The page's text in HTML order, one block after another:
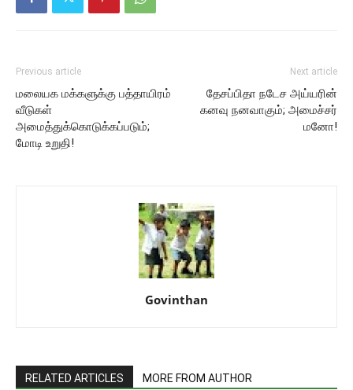
Previous article
மலையக மக்களுக்கு பத்தாயிரம்
வீடுகள்
அமைத்துக்கொடுக்கப்படும்;
மோடி உறுதி!
Next article
தேசப்பிதா நடேச அய்யரின்
கனவு நனவாகும்; அமைச்சர்
மனோ!
Govinthan
RELATED ARTICLES MORE FROM AUTHOR